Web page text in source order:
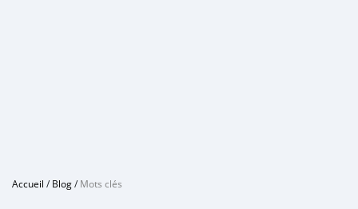
Accueil /Blog/Mots clés